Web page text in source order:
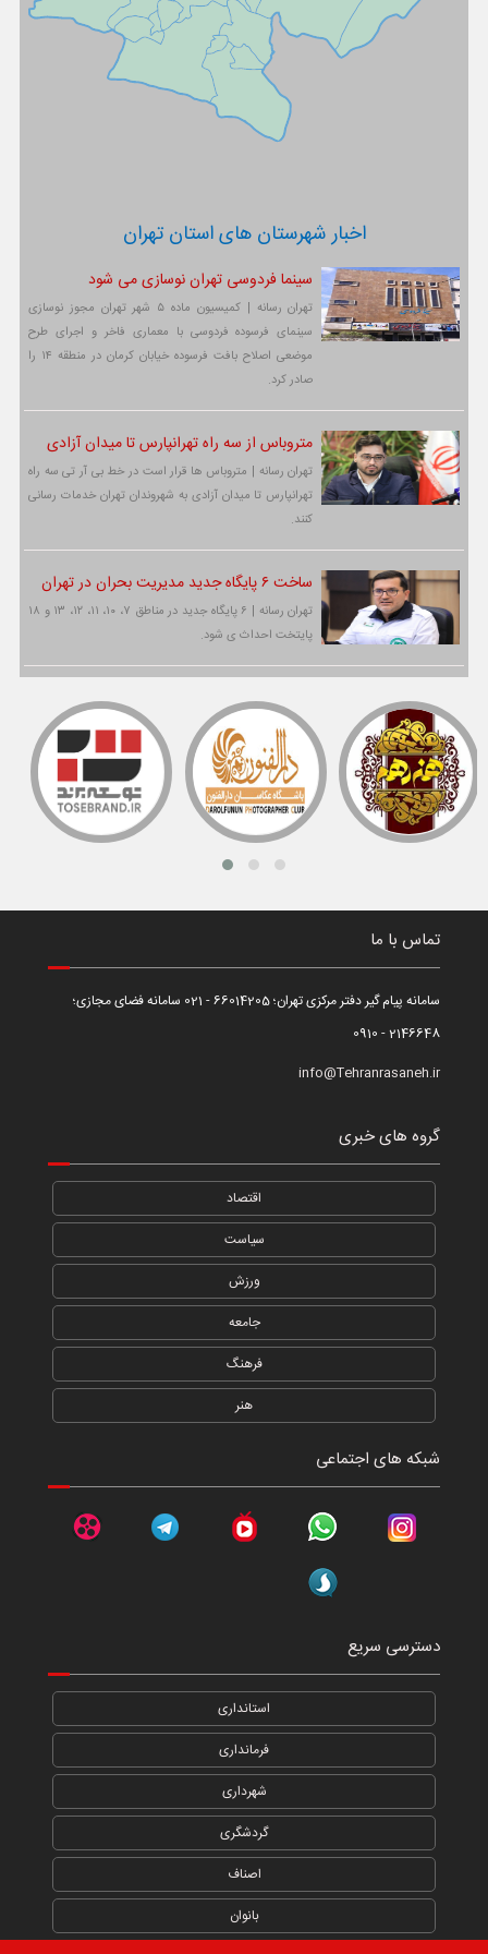
اخبار شهرستان های استان تهران
سینما فردوسی تهران نوسازی می شود
تهران رسانه | کمیسیون ماده ۵ شهر تهران مجوز نوسازی
سینمای فرسوده فردوسی با معماری فاخر و اجرای طرح
موضعی اصلاح بافت فرسوده خیابان کرمان در منطقه ۱۴ را
صادر کرد.
متروباس از سه راه تهرانپارس تا میدان آزادی
تهران رسانه | متروباس ها قرار است در خط بی آر تی سه راه
تهرانپارس تا میدان آزادی به شهروندان تهران خدمات رسانی
کنند.
ساخت ۶ پایگاه جدید مدیریت بحران در تهران
تهران رسانه | ۶ پایگاه جدید در مناطق ۷، ۱۰، ۱۱، ۱۲، ۱۳ و ۱۸
پایتخت احداث ی شود.
تماس با ما
سامانه پیام گیر دفتر مرکزی تهران؛ 66014205 - 021 سامانه فضای مجازی؛
2146648 - 0910
info@Tehranrasaneh.ir
گروه های خبری
اقتصاد
سیاست
ورزش
جامعه
فرهنگ
هنر
شبکه های اجتماعی
دسترسی سریع
استانداری
فرمانداری
شهرداری
گردشگری
اصناف
بانوان